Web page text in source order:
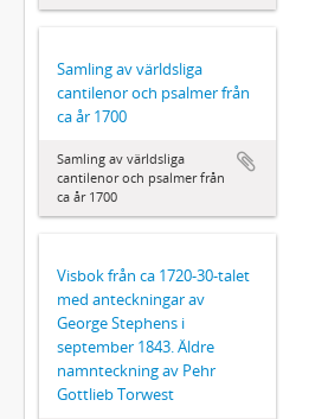
Samling av världsliga
cantilenor och psalmer från
ca år 1700
Samling av världsliga
cantilenor och psalmer från
ca år 1700
Visbok från ca 1720-30-talet
med anteckningar av
George Stephens i
september 1843. Äldre
namnteckning av Pehr
Gottlieb Torwest